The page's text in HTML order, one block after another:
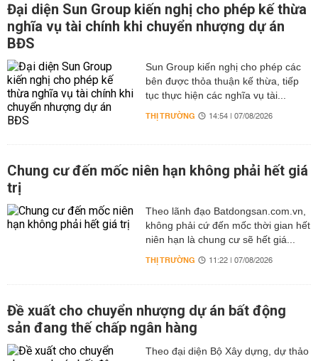
Đại diện Sun Group kiến nghị cho phép kế thừa
nghĩa vụ tài chính khi chuyển nhượng dự án
BĐS
Sun Group kiến nghị cho phép các
bên được thỏa thuận kế thừa, tiếp
tục thực hiện các nghĩa vụ tài...
THỊ TRƯỜNG 14:54 | 07/08/2026
Chung cư đến mốc niên hạn không phải hết giá
trị
Theo lãnh đạo Batdongsan.com.vn,
không phải cứ đến mốc thời gian hết
niên hạn là chung cư sẽ hết giá...
THỊ TRƯỜNG 11:22 | 07/08/2026
Đề xuất cho chuyển nhượng dự án bất động
sản đang thế chấp ngân hàng
Theo đại diện Bộ Xây dựng, dự thảo